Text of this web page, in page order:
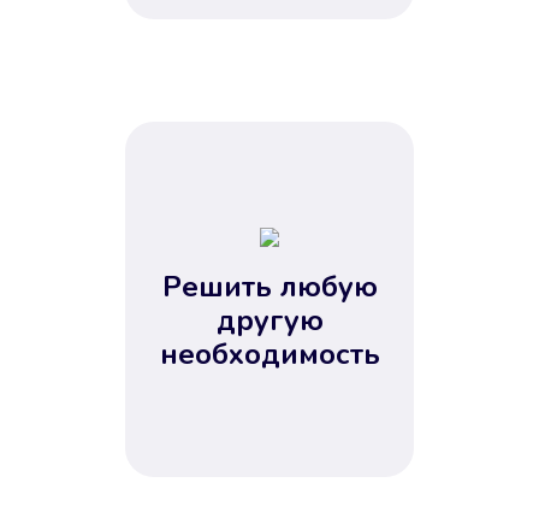
Решить любую
другую
необходимость